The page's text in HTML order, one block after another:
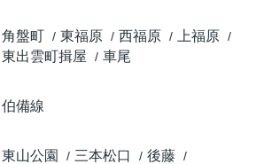
角盤町 東福原 西福原
上福原
東出雲町揖屋
車尾
伯備線
東山公園 三本松口
後藤